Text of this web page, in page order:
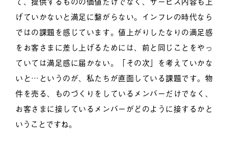
げていかないと満足に繋がらない。インフレの時代なら
ではの課題を感じています。値上がりしたなりの満足感
をお客さまに差し上げるためには、前と同じことをやっ
ていては満足感に届かない。「その次」を考えていかな
いと…というのが、私たちが直面している課題です。物
件を売る、ものづくりをしているメンバーだけでなく、
お客さまに接しているメンバーがどのように接するかと
いうことですね。